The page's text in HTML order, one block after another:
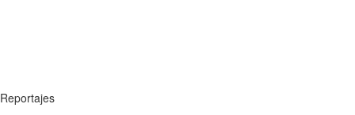
Reportajes